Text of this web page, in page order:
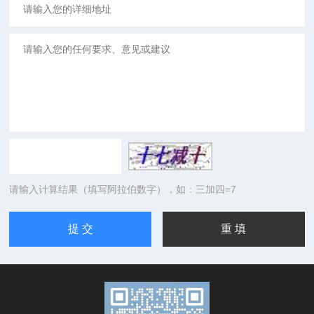
请输入计算结果（填写阿拉伯数字），如：三加四=7